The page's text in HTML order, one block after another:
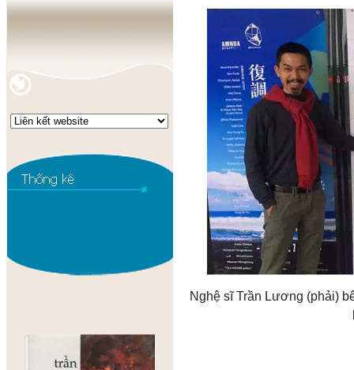
Nghệ sĩ Trần Lương (phải)